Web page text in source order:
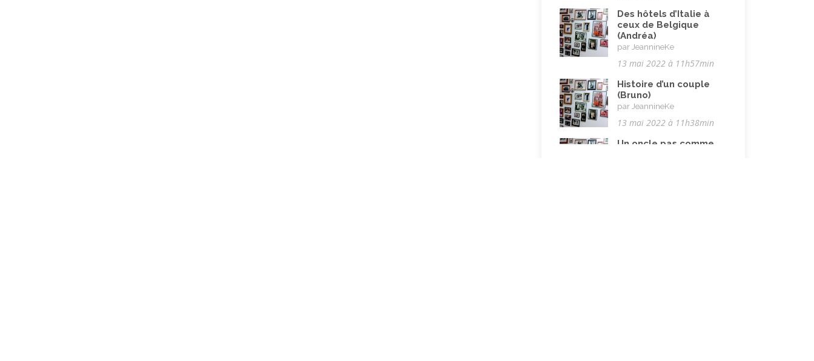
Des hôtels d’Italie à
ceux de Belgique
(Andréa)
par JeannineKe
13 mai 2022 à 11h57min
Histoire d’un couple
(Bruno)
par JeannineKe
13 mai 2022 à 11h38min
Un oncle pas comme